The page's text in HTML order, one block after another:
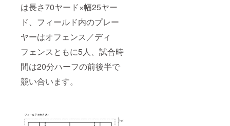
は長さ70ヤード×幅25ヤー
ド、フィールド内のプレー
ヤーはオフェンス／ディ
フェンスともに5人、試合時
間は20分ハーフの前後半で
競い合います。